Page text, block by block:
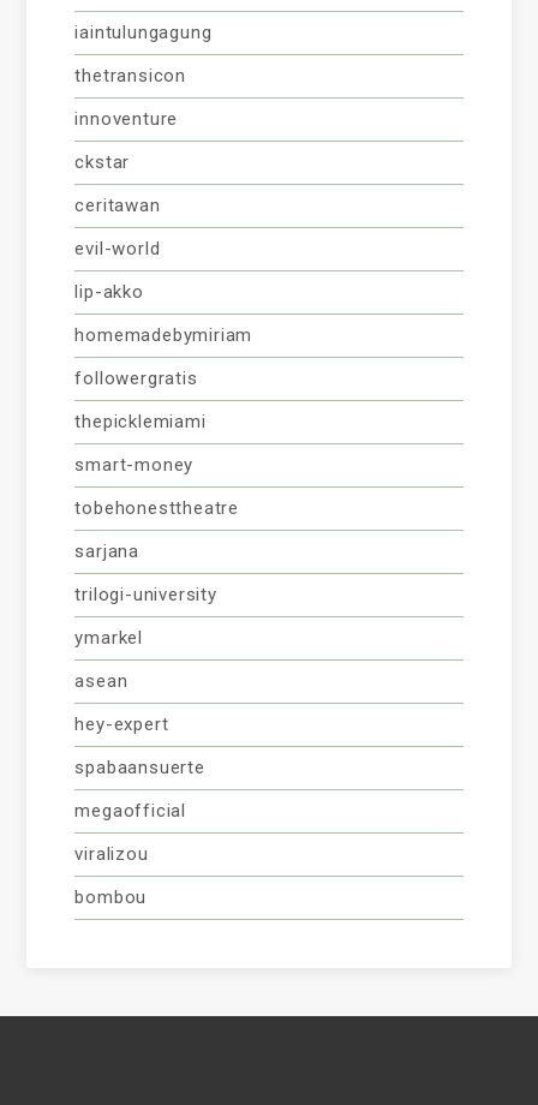
iaintulungagung
thetransicon
innoventure
ckstar
ceritawan
evil-world
lip-akko
homemadebymiriam
followergratis
thepicklemiami
smart-money
tobehonesttheatre
sarjana
trilogi-university
ymarkel
asean
hey-expert
spabaansuerte
megaofficial
viralizou
bombou